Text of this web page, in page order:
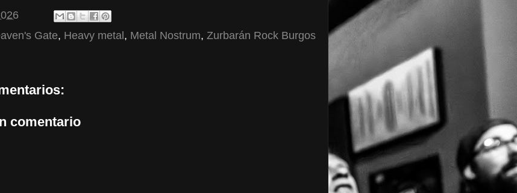
Gate, Heavy metal , Metal Nostrum, Zurbarán Rock Burgos
comentario